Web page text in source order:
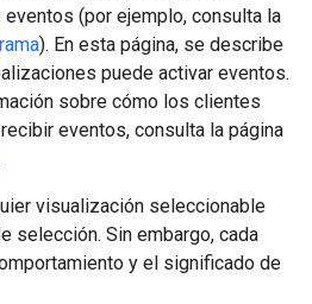
(por ejemplo, consulta la
). En esta página, se describe
puede activar eventos.
sobre cómo los clientes
eventos, consulta la página
visualización seleccionable
selección. Sin embargo, cada
y el significado de